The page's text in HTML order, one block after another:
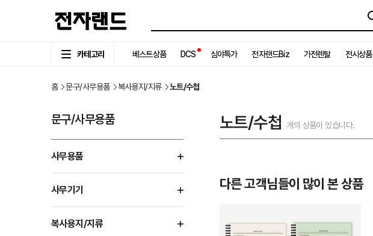
카테고리 베스트상품 DCS 심야특가 전자랜드Biz 가전렌탈 전시상품
홈 문구/사무용품 복사용지/지류 노트/수첩
문구/사무용품
사무용품
사무기기
복사용지/지류
노트/수첩 개의 상품이 있습니다.
다른 고객님들이 많이 본 상품